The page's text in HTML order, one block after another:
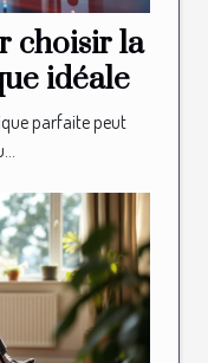
choisir la
idéale
parfaite peut